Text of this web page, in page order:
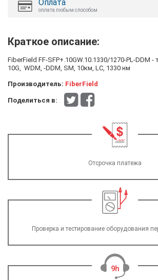
Оплата
оплата любым способом
Краткое описание:
FiberField FF-SFP+.10GW.10.1330/1270-PL-DDM -
10G, WDM, -DDM, SM, 10км, LC, 1330 нм
Производитель: FiberField
Поделиться в:
Отсрочка платежа
Проверка и тестирование оборудования